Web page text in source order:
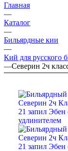
Главная
—
Каталог
—
Бильярдные кии
—
Кий для русского
—Северин 2ч